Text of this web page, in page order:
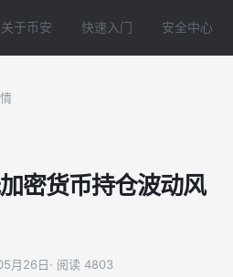
关于币安 快速入门 安全中心
密货币持仓波动风
月26日· 阅读 4803